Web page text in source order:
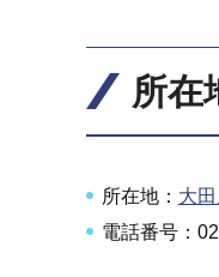
所在
所在地： 大
電話番号：